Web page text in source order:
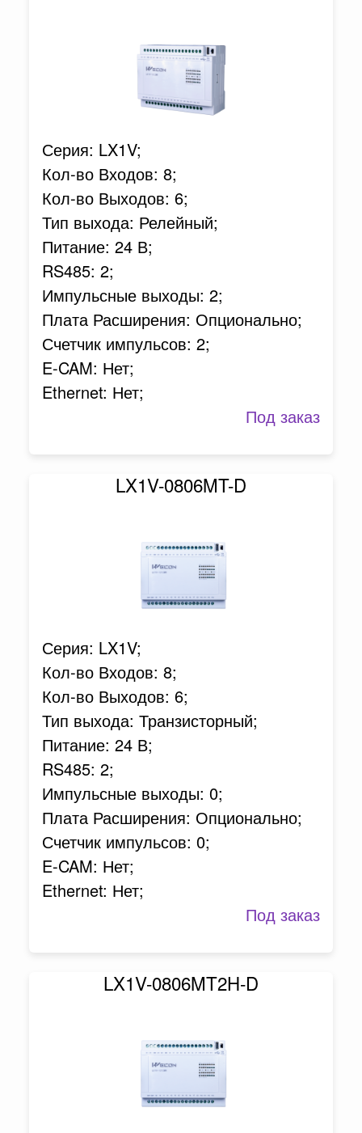
Серия: LX1V;
Кол-во Входов: 8;
Кол-во Выходов: 6;
Тип выхода: Релейный;
Питание: 24 В;
RS485: 2;
Импульсные выходы: 2;
Плата Расширения: Опционально;
Счетчик импульсов: 2;
E-CAM: Нет;
Ethernet: Нет;
Под заказ
LX1V-0806MT-D
Серия: LX1V;
Кол-во Входов: 8;
Кол-во Выходов: 6;
Тип выхода: Транзисторный;
Питание: 24 В;
RS485: 2;
Импульсные выходы: 0;
Плата Расширения: Опционально;
Счетчик импульсов: 0;
E-CAM: Нет;
Ethernet: Нет;
Под заказ
LX1V-0806MT2H-D